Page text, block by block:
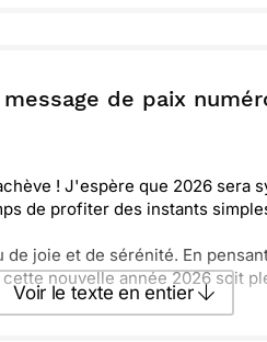
Recevoir par mail
de paix
! J'espère que 2026 sera
de profiter des instants
joie et de sérénité. En
nouvelle année 2026 soit
Voir le texte en entier